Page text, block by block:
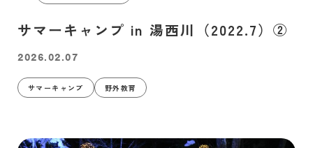
サマーキャンプ in 湯西川（2022.7）②
2026.02.07
サマーキャンプ 野外教育